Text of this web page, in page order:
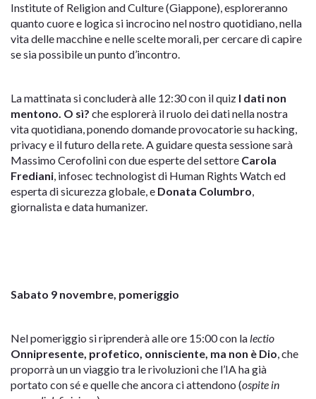
Institute of Religion and Culture (Giappone), esploreranno
quanto cuore e logica si incrocino nel nostro quotidiano, nella
vita delle macchine e nelle scelte morali, per cercare di capire
se sia possibile un punto d’incontro.
La mattinata si concluderà alle 12:30 con il quiz I dati non
mentono. O sì? che esplorerà il ruolo dei dati nella nostra
vita quotidiana, ponendo domande provocatorie su hacking,
privacy e il futuro della rete. A guidare questa sessione sarà
Massimo Cerofolini con due esperte del settore Carola
Frediani, infosec technologist di Human Rights Watch ed
esperta di sicurezza globale, e Donata Columbro,
giornalista e data humanizer.
Sabato 9 novembre, pomeriggio
Nel pomeriggio si riprenderà alle ore 15:00 con la lectio
Onnipresente, profetico, onnisciente, ma non è Dio, che
proporrà un un viaggio tra le rivoluzioni che l’IA ha già
portato con sé e quelle che ancora ci attendono (ospite in